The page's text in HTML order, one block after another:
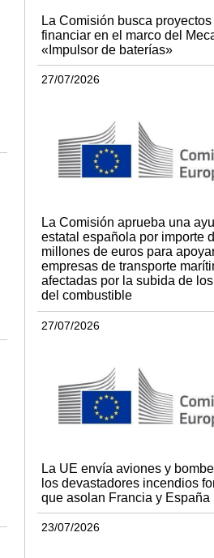
La Comisión busca
financiar en el marco del
«Impulsor de baterías»
27/07/2026
La Comisión aprueba una
estatal española por importe
millones de euros para
empresas de transporte
afectadas por la subida de
del combustible
27/07/2026
La UE envía aviones y
los devastadores incendios
que asolan Francia y España
23/07/2026